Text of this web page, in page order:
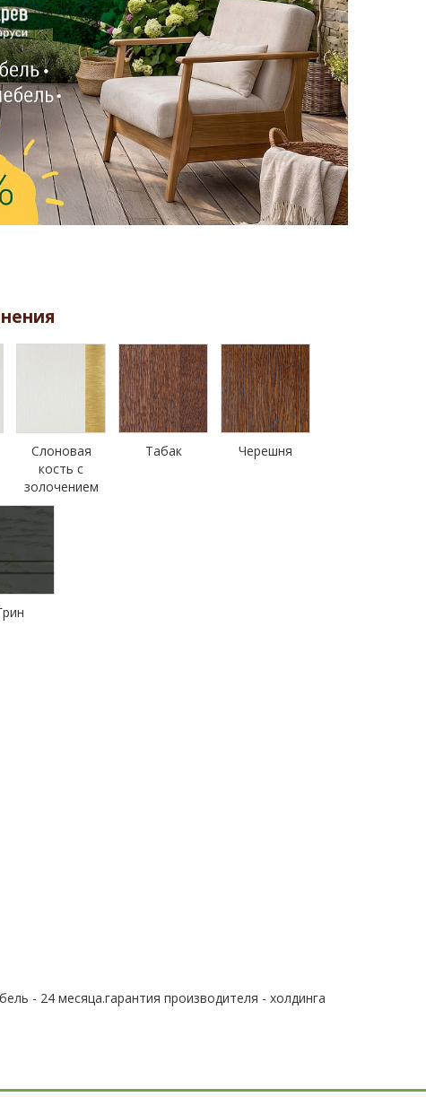
Слоновая
кость с
золочением
Табак Черешня
- 24 месяца.гарантия производителя - холдинга